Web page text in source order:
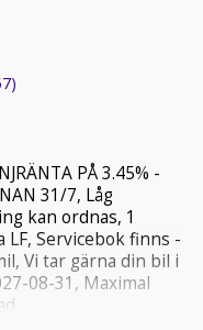
PÅ 3.45% -
31/7, Låg
kan ordnas, 1
Servicebok finns -
Vi tar gärna din bil i
08-31, Maximal